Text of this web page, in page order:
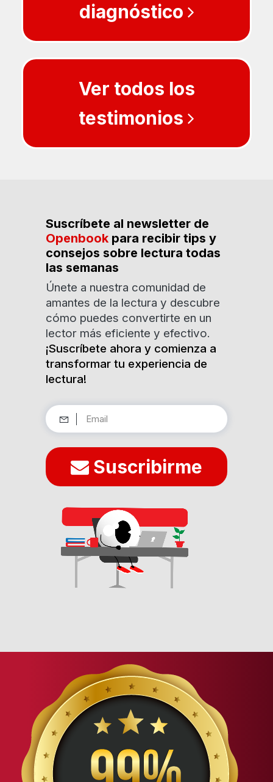
diagnóstico
Ver todos los
testimonios
Suscríbete al newsletter de
Openbook para recibir tips y
consejos sobre lectura todas
las semanas
Únete a nuestra comunidad de
amantes de la lectura y descubre
cómo puedes convertirte en un
lector más eficiente y efectivo.
¡Suscríbete ahora y comienza a
transformar tu experiencia de
lectura!
Suscribirme